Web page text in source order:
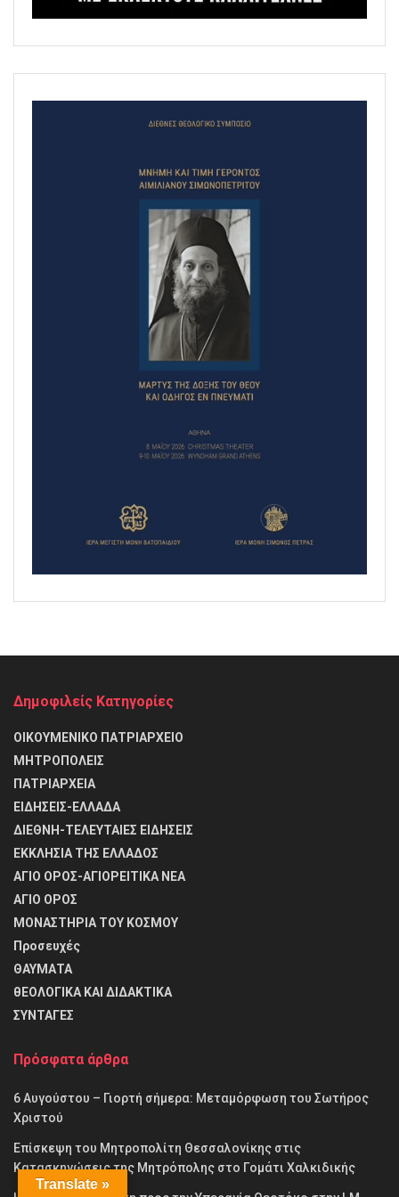
Δημοφιλείς Κατηγορίες
ΟΙΚΟΥΜΕΝΙΚΟ ΠΑΤΡΙΑΡΧΕΙΟ
ΜΗΤΡΟΠΟΛΕΙΣ
ΠΑΤΡΙΑΡΧΕΙΑ
ΕΙΔΗΣΕΙΣ-ΕΛΛΑΔΑ
ΔΙΕΘΝΗ-ΤΕΛΕΥΤΑΙΕΣ ΕΙΔΗΣΕΙΣ
ΕΚΚΛΗΣΙΑ ΤΗΣ ΕΛΛΑΔΟΣ
ΑΓΙΟ ΟΡΟΣ-ΑΓΙΟΡΕΙΤΙΚΑ ΝΕΑ
ΑΓΙΟ ΟΡΟΣ
ΜΟΝΑΣΤΗΡΙΑ ΤΟΥ ΚΟΣΜΟΥ
Προσευχές
ΘΑΥΜΑΤΑ
θΕΟΛΟΓΙΚΑ ΚΑΙ ΔΙΔΑΚΤΙΚΑ
ΣΥΝΤΑΓΕΣ
Πρόσφατα άρθρα
6 Αυγούστου – Γιορτή σήμερα: Μεταμόρφωση του Σωτήρος
Χριστού
Επίσκεψη του Μητροπολίτη Θεσσαλονίκης στις
Κατασκηνώσεις της Μητρόπολης στο Γομάτι Χαλκιδικής
Translate »